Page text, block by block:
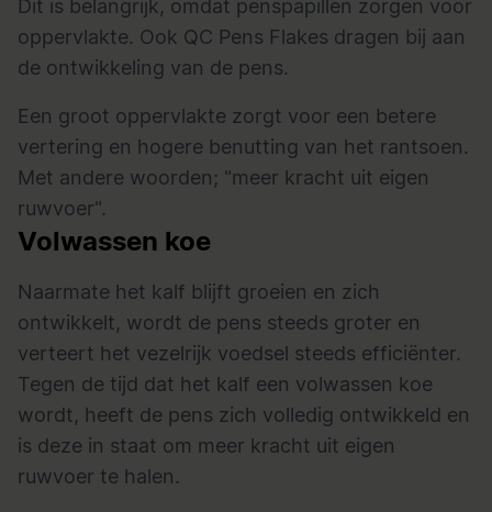
Dit is belangrijk, omdat penspapillen zorgen voor
oppervlakte. Ook QC Pens Flakes dragen bij aan
de ontwikkeling van de pens.
Een groot oppervlakte zorgt voor een betere
vertering en hogere benutting van het rantsoen.
Met andere woorden; "meer kracht uit eigen
ruwvoer".
Volwassen koe
Naarmate het kalf blijft groeien en zich
ontwikkelt, wordt de pens steeds groter en
verteert het vezelrijk voedsel steeds efficiënter.
Tegen de tijd dat het kalf een volwassen koe
wordt, heeft de pens zich volledig ontwikkeld en
is deze in staat om meer kracht uit eigen
ruwvoer te halen.